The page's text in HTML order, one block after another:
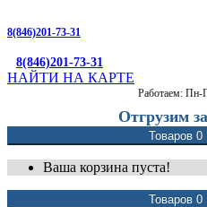
8(846)201-73-31
8(846)201-73-31
НАЙТИ НА КАРТЕ
Работаем: Пн-
Отгрузим
Товаров
Ваша корзина пуста!
Товаров